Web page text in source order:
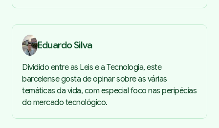
Eduardo Silva
Dividido entre as Leis e a Tecnologia, este
barcelense gosta de opinar sobre as várias
temáticas da vida, com especial foco nas peripécias
do mercado tecnológico.